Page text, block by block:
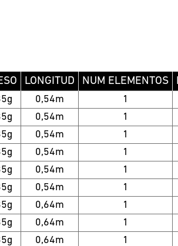
LONGITUD NUM ELEMENTOS
0,54m
1
0,54m
1
0,54m
1
0,54m
1
0,54m
1
0,54m
1
0,64m
1
0,64m
1
0,64m
1